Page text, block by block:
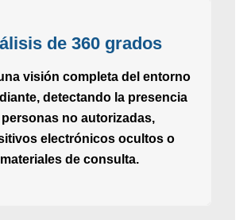
de 360 grados
visión completa del entorno
detectando la presencia
no autorizadas,
electrónicos ocultos o
materiales de consulta.